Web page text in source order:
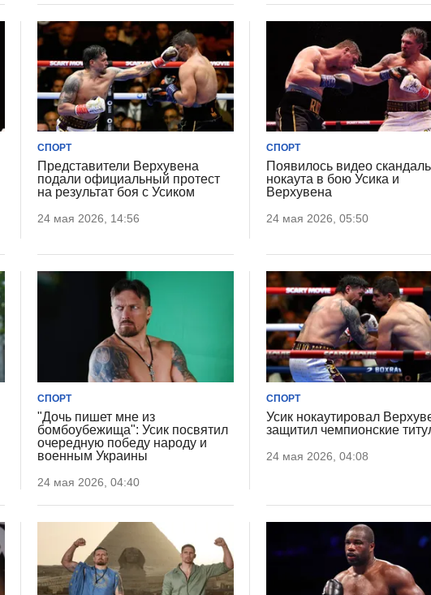
СПОРТ
Представители Верхувена
подали официальный протест
на результат боя с Усиком
24 мая 2026, 14:56
СПОРТ
Появилось видео
нокаута в бою Усика и
Верхувена
24 мая 2026, 05:50
СПОРТ
"Дочь пишет мне из
бомбоубежища": Усик посвятил
очередную победу народу и
военным Украины
24 мая 2026, 04:40
СПОРТ
Усик нокаутировал
защитил чемпионские
24 мая 2026, 04:08